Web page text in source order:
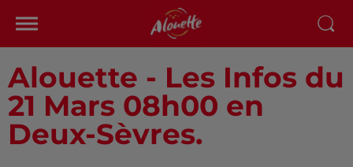
Alouette - Les Infos du
21 Mars 08h00 en
Deux-Sèvres.